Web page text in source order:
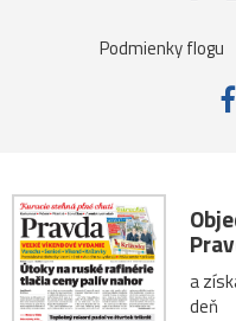
Podmienky flogu
a
deň